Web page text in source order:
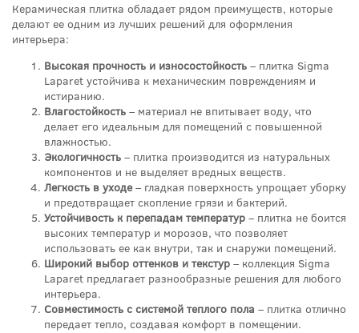
Керамическая плитка обладает рядом преимуществ, которые
делают ее одним из лучших решений для оформления
интерьера:
Высокая прочность и износостойкость – плитка Sigma
Laparet устойчива к механическим повреждениям и
истиранию.
Влагостойкость – материал не впитывает воду, что
делает его идеальным для помещений с повышенной
влажностью.
Экологичность – плитка производится из натуральных
компонентов и не выделяет вредных веществ.
Легкость в уходе– гладкая поверхность упрощает уборку
и предотвращает скопление грязи и бактерий.
Устойчивость к перепадам температур – плитка не боится
высоких температур и морозов, что позволяет
использовать ее как внутри, так и снаружи помещений.
Широкий выбор оттенков и текстур – коллекция Sigma
Laparet предлагает разнообразные решения для любого
интерьера.
Совместимость с системой теплого пола – плитка отлично
передает тепло, создавая комфорт в помещении.